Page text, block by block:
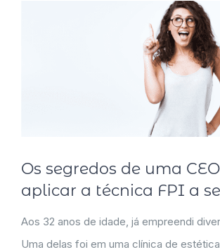
Os segredos de uma
aplicar a técnica FPI a
Aos 32 anos de idade, já empreendi
Uma delas foi em uma clínica de